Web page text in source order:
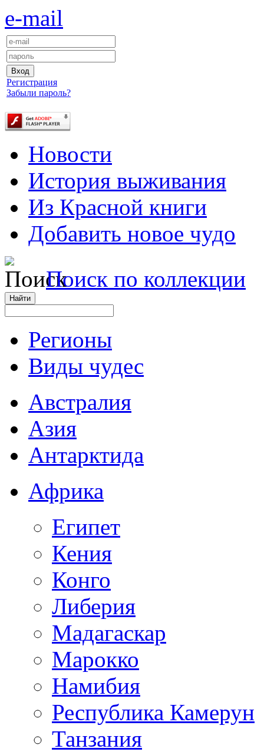
e-mail
Регистрация
Забыли пароль?
Новости
История выживания
Из Красной книги
Добавить новое чудо
Поиск по коллекции
Регионы
Виды чудес
Австралия
Азия
Антарктида
Африка
Египет
Кения
Конго
Либерия
Мадагаскар
Марокко
Намибия
Республика Камерун
Танзания